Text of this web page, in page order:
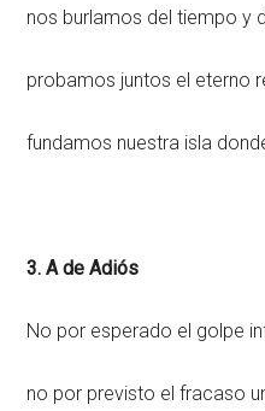
nos burlamos del tiempo y
probamos juntos el eterno
fundamos nuestra isla
3. A de Adiós
No por esperado el golpe
no por previsto el fracaso